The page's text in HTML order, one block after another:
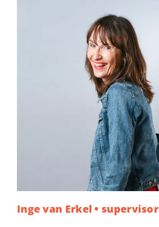
Inge van Erkel • supervisor